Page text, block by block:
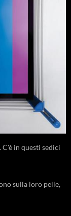
in questi sedici
sulla loro pelle,